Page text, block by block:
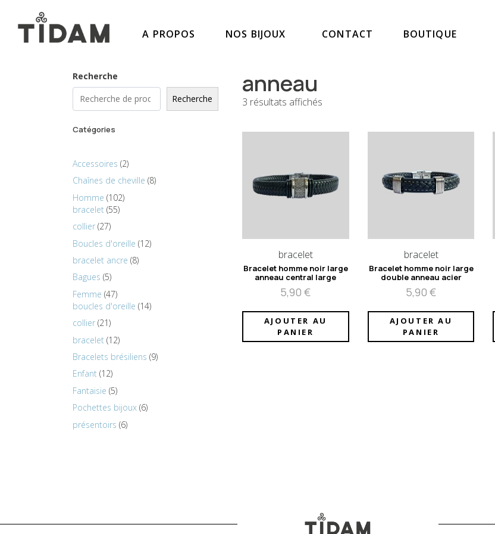
A PROPOS NOS BIJOUX CONTACT BOUTIQUE
anneau
3 résultats affichés
bracelet
Bracelet homme noir large
anneau central large
5,90€
AJOUTER AU
PANIER
bracelet
Bracelet homme noir large
double anneau acier
5,90€
AJOUTER AU
PANIER
Recherche
Recherche
Catégories
Accessoires 2
Chaînes de cheville 8
Homme 102
bracelet 55
collier 27
Boucles d'oreille 12
bracelet ancre 8
Bagues 5
Femme 47
boucles d'oreille 14
collier 21
bracelet 12
Bracelets brésiliens 9
Enfant 12
Fantaisie 5
Pochettes bijoux 6
présentoirs 6